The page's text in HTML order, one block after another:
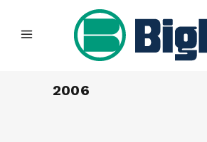
2006